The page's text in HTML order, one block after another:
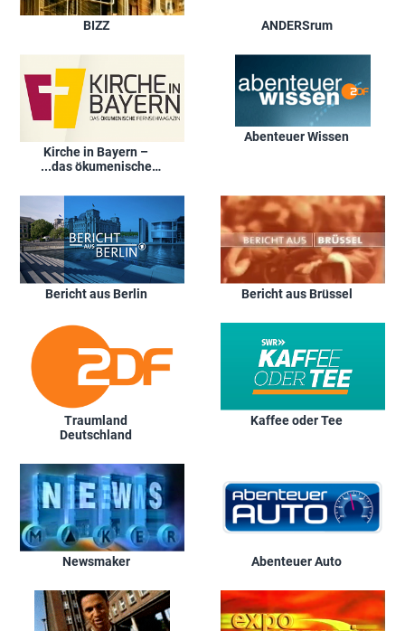
BIZZ ANDERSrum
Kirche in Bayern –
...das ökumenische
Abenteuer Wissen
Bericht aus Berlin Bericht aus Brüssel
Traumland
Deutschland
Kaffee oder Tee
Newsmaker Abenteuer Auto